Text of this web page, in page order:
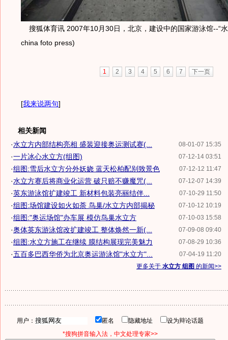
搜狐体育讯 2007年10月30日，北京，建设中的国家游泳馆--“
china foto press)
1 2 3 4 5 6 7 下一页
[我来说两句]
相关新闻
08-01-07 15:35
·水立方内部结构亮相 盛装迎接奥运测试赛(...
07-12-14 03:51
·一片冰心水立方(组图)
07-12-12 11:47
·组图:雪后水立方分外妖娆 蓝天松柏配别致景色
07-12-07 14:39
·水立方赛后将商业化运营 破只赔不赚魔咒(...
07-10-29 11:50
·英东游泳馆扩建竣工 新材料包装亮丽结伴...
07-10-12 10:19
·组图:场馆建设如火如荼 鸟巢/水立方内部揭秘
07-10-03 15:58
·组图:"奥运场馆"办车展 模仿鸟巢水立方
07-09-08 09:40
·奥体英东游泳馆改扩建竣工 整体焕然一新(...
07-08-29 10:36
·组图:水立方施工在继续 膜结构展现完美魅力
07-04-19 11:20
·五百多巴西华侨为北京奥运游泳馆"水立方"...
更多关于 水立方 组图 的新闻>>
用户： 匿名 隐藏地址
设为辩论话题
*搜狗拼音输入法，中文处理专家>>